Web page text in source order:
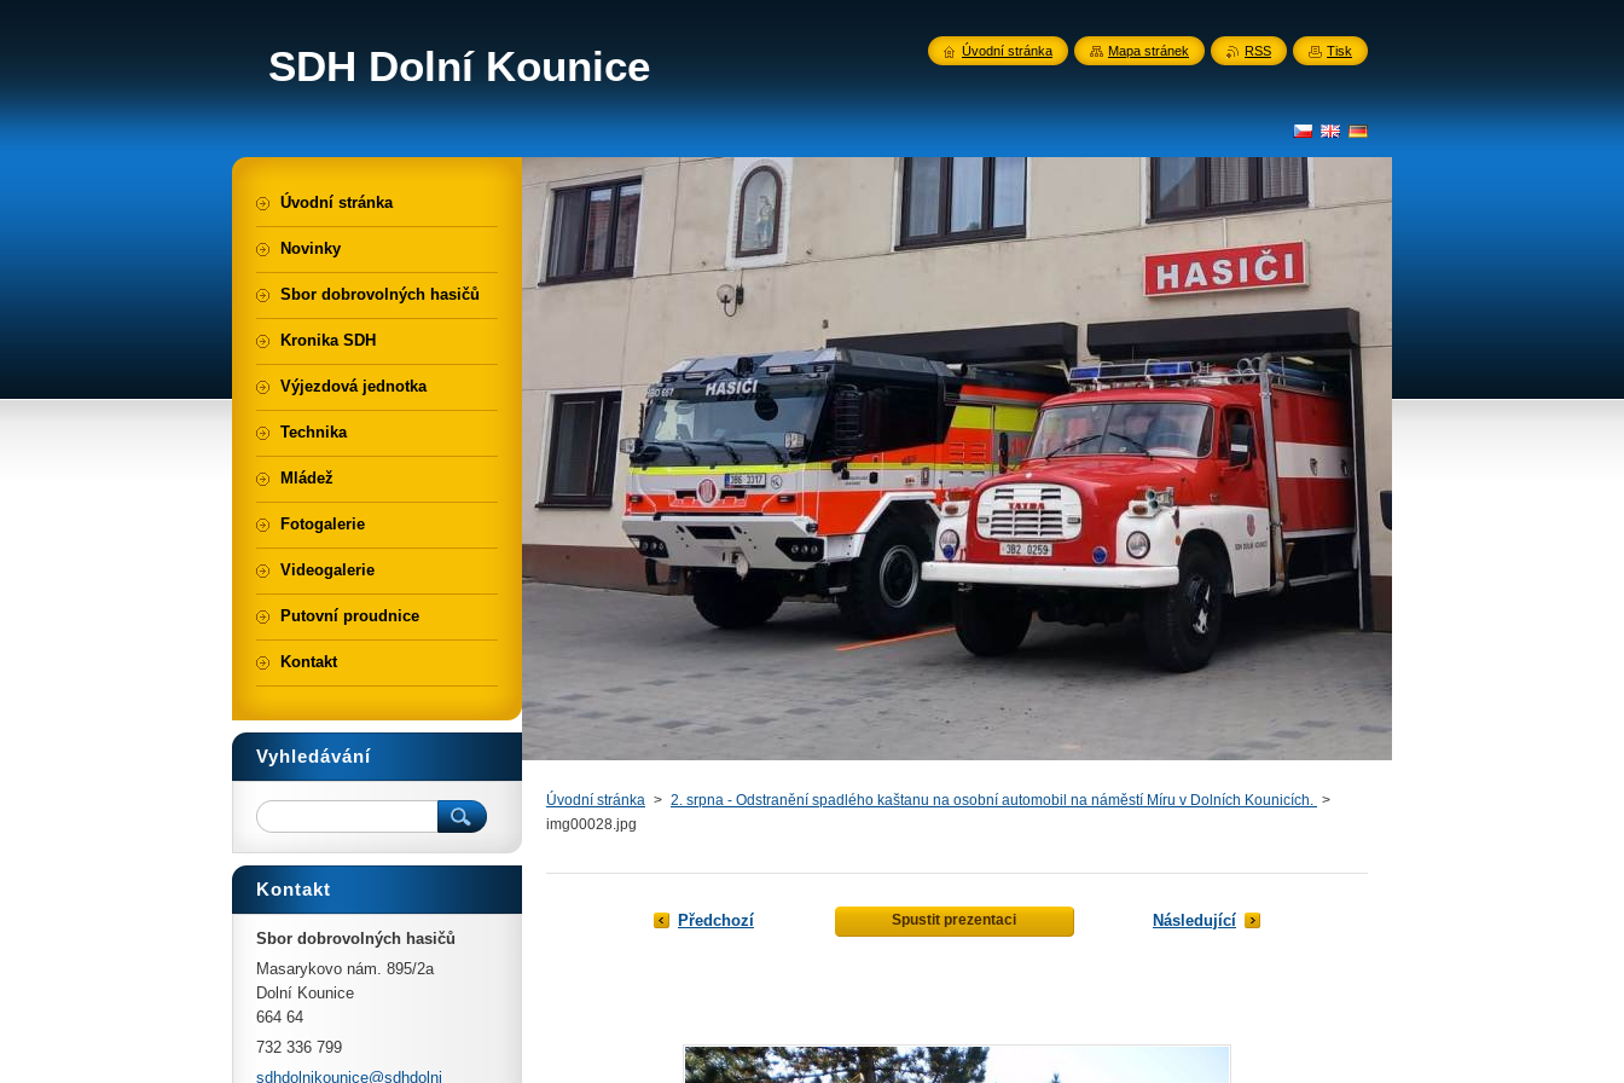
SDH Dolní Kounice
Úvodní stránka > 2. srpna - Odstranění spadlého kaštanu na osobní automobil na náměstí Míru v Dolních Kounicích.
>
img00028.jpg
Předchozí Spustit prezentaci Následující
Úvodní stránka
Novinky
Sbor dobrovolných hasičů
Kronika SDH
Výjezdová jednotka
Technika
Mládež
Fotogalerie
Videogalerie
Putovní proudnice
Kontakt
Vyhledávání
Kontakt
Sbor dobrovolných hasičů
Masarykovo nám. 895/2a
Dolní Kounice
664 64
732 336 799
sdhdolni kounice@sdhdolni
Úvodní stránka Mapa stránek RSS Tisk